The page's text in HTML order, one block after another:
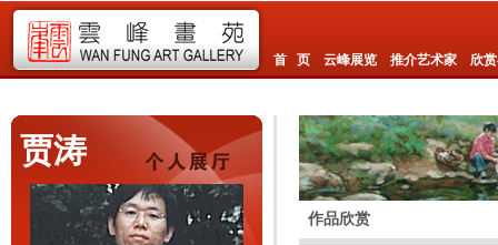
首 页 云峰展览 推介艺术家 欣
贾涛
作品欣赏